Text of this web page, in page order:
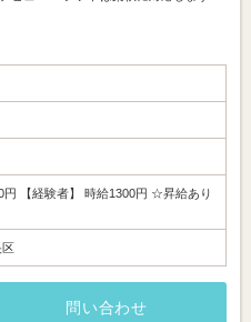
円 【経験者】 時給1300円 ☆昇給あり
問い合わせ